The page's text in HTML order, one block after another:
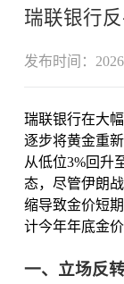
瑞联银行
发布时间：
瑞联银行在大
逐步将黄金重
从低位3%回升
态，尽管伊朗
缩导致金价短
计今年年底金
一、立场反